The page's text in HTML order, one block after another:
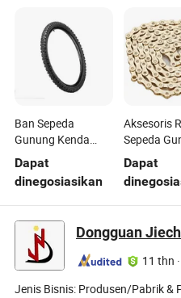
Ban Sepeda
Gunung Kenda
26X2.1 / 26X2.35
Aksesori Sepeda
Dapat
dinegosiasikan
Aksesoris
Sepeda
dan
Dapat
11 thn ·
Jenis Bisnis: Produsen/Pabrik &